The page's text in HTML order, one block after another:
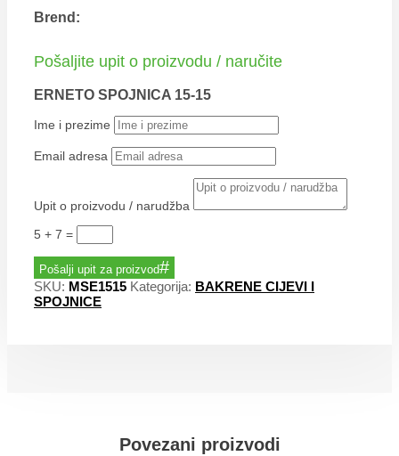
Brend:
Pošaljite upit o proizvodu / naručite
ERNETO SPOJNICA 15-15
Ime i prezime
Email adresa
Upit o proizvodu / narudžba
5 + 7 =
Pošalji upit za proizvod
SKU: MSE1515 Kategorija: BAKRENE CIJEVI I
SPOJNICE
Povezani proizvodi